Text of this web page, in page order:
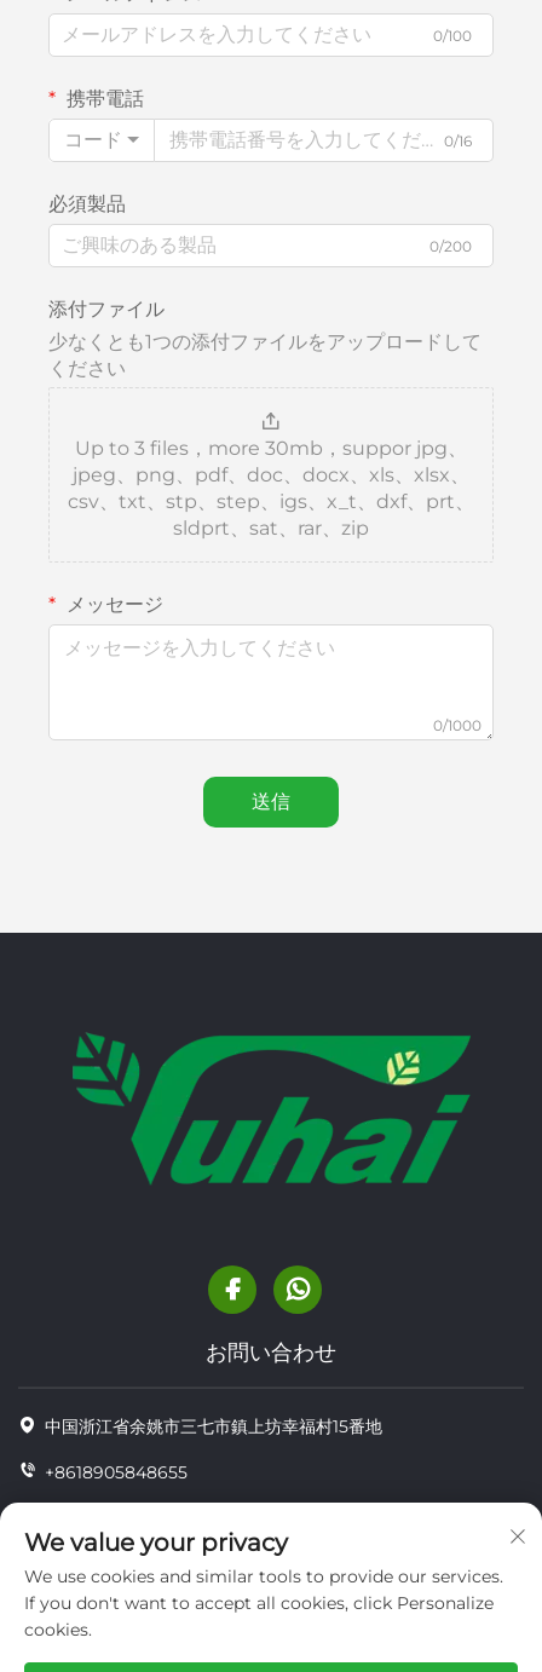
0/100
携帯電話
コード
0/16
必須製品
0/200
添付ファイル
少なくとも1つの添付ファイルをアップロードして
ください
Up to 3 files，more 30mb，suppor jpg、
jpeg、png、pdf、doc、docx、xls、xlsx、
csv、txt、stp、step、igs、x_t、dxf、prt、
sldprt、sat、rar、zip
メッセージ
0/1000
送信
お問い合わせ
中国浙江省余姚市三七市鎮上坊幸福村15番地
+8618905848655
[email protected]
We value your privacy
We use cookies and similar tools to provide our services.
If you don't want to accept all cookies, click Personalize
cookies.